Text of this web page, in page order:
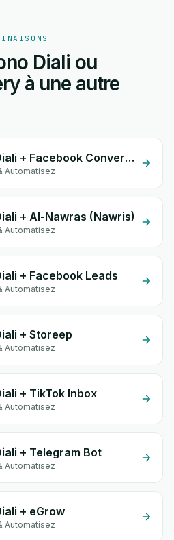
Diali ou
à une autre
Chrono Diali + Facebook Conversion API (CAPI)
Automatisez
+ Al-Nawras (Nawris)
Automatisez
+ Facebook Leads
Automatisez
+ Storeep
Automatisez
+ TikTok Inbox
Automatisez
+ Telegram Bot
Automatisez
+ eGrow
Automatisez